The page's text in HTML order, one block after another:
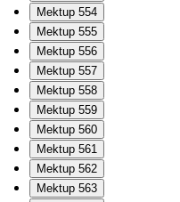
Mektup 554
Mektup 555
Mektup 556
Mektup 557
Mektup 558
Mektup 559
Mektup 560
Mektup 561
Mektup 562
Mektup 563